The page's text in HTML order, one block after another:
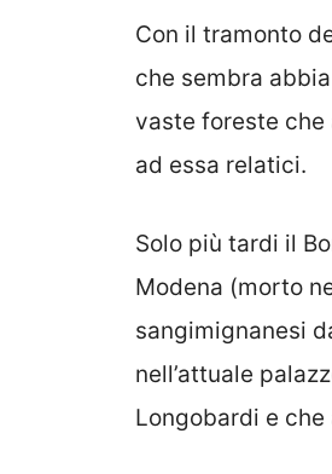
Con il tramonto
che sembra
vaste foreste che
ad essa relatici.
Solo più tardi il
Modena (morto
sangimignanesi
nell’attuale
Longobardi e